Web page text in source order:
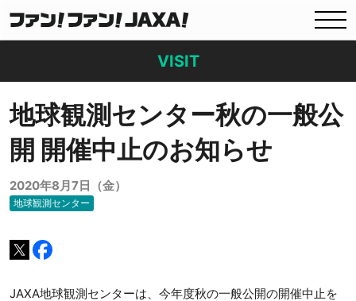
VISIT
地球観測センター秋の一般公
開 開催中止のお知らせ
2020年8月7日（金）
地球観測センター
JAXA地球観測センターは、今年度秋の一般公開の開催中止を